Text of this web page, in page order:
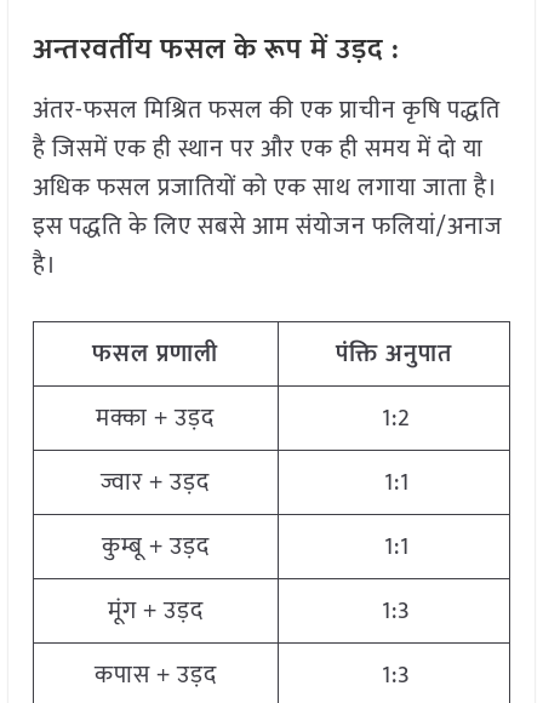
अन्तरवर्तीय फसल के रूप में उड़द :
अंतर-फसल मिश्रित फसल की एक प्राचीन कृषि पद्धति
है जिसमें एक ही स्थान पर और एक ही समय में दो या
अधिक फसल प्रजातियों को एक साथ लगाया जाता है।
इस पद्धति के लिए सबसे आम संयोजन फलियां/अनाज
है।
फसल प्रणाली
पंक्ति अनुपात
मक्का + उड़द
1:2
ज्वार + उड़द
1:1
कुम्बू + उड़द
1:1
मूंग + उड़द
1:3
कपास + उड़द
1:3